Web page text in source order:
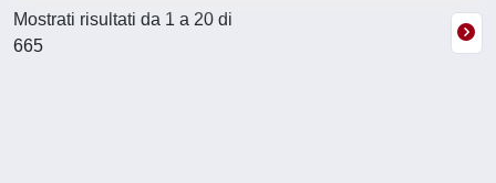
Mostrati risultati da 1 a 20 di
665